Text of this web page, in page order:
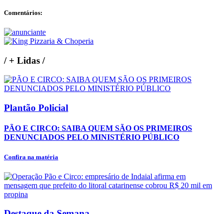
Comentários:
/+ Lidas /
Plantão Policial
PÃO E CIRCO: SAIBA QUEM SÃO OS PRIMEIROS
DENUNCIADOS PELO MINISTÉRIO PÚBLICO
Confira na matéria